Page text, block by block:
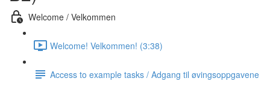
Welcome / Velkommen
Welcome! Velkommen! (3:38)
Access to example tasks / Adgang til øvingsoppgavene